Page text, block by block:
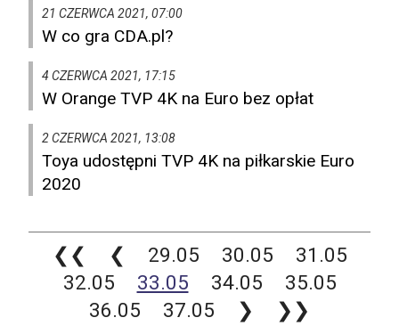
21 CZERWCA 2021, 07:00
W co gra CDA.pl?
4 CZERWCA 2021, 17:15
W Orange TVP 4K na Euro bez opłat
2 CZERWCA 2021, 13:08
Toya udostępni TVP 4K na piłkarskie Euro
2020
❮❮ ❮ 29.05 30.05
31.05
32.05
33.05 34.05
35.05
36.05
37.05 ❯ ❯❯